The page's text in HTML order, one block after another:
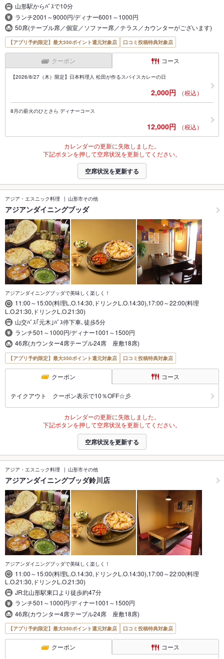
山形駅からﾊﾞｽで10分
ランチ2001～9000円/ディナー6001～1000円
50席(テーブル席／個室／ソファー席／テラス／カウンターがございます)
【アプリ予約限定】最大350ポイント還元対象店 口コミ投稿特典対象店
クーポン コース
【2026/8/27（木）限定】日本料理人 松田が作るスパイスカレーの日
2,000円 （税込）
8月の薪火のひとさら ディナーコース
12,000円 （税込）
カレンダーの更新に失敗しました。
下記ボタンを押して空席状況を更新してください。
空席状況を更新する
アジア・エスニック料理 山形市その他
アジアンダイニングブッダ
アジアンダイニングブッダで美味しく楽しく！
11:00～15:00(料理L.O.14:30,ドリンクL.O.14:30),17:00～22:00(料理
L.O.21:30,ドリンクL.O.21:30)
山交ﾊﾞｽ｢元木｣ﾊﾞｽ停下車､徒歩5分
ランチ501～1000円/ディナー1001～1500円
46席(カウンター4席テーブル24席 座敷18席)
【アプリ予約限定】最大350ポイント還元対象店 口コミ投稿特典対象店
クーポン コース
テイクアウト クーポン表示で10％OFF☆彡
カレンダーの更新に失敗しました。
下記ボタンを押して空席状況を更新してください。
空席状況を更新する
アジア・エスニック料理 山形市その他
アジアンダイニングブッダ鈴川店
アジアンダイニングブッダで美味しく楽しく！
11:00～15:00(料理L.O.14:30,ドリンクL.O.14:30),17:00～22:00(料理
L.O.21:30,ドリンクL.O.21:30)
JR北山形駅東口より徒歩約47分
ランチ501～1000円/ディナー1001～1500円
46席(カウンター4席テーブル24席 座敷18席)
【アプリ予約限定】最大350ポイント還元対象店 口コミ投稿特典対象店
クーポン コース